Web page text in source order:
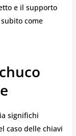
e il supporto
come
significhi
caso delle chiavi